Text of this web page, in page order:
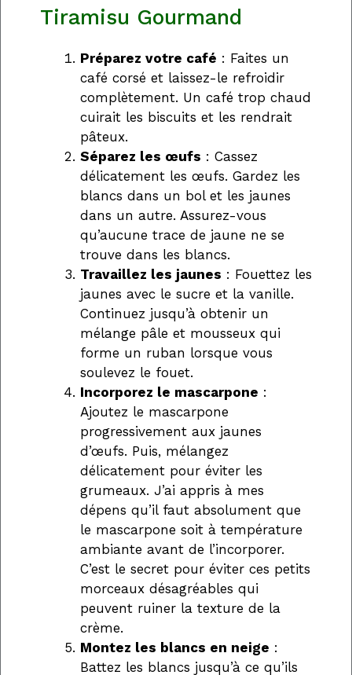
Tiramisu Gourmand
Préparez votre café : Faites un
café corsé et laissez-le refroidir
complètement. Un café trop chaud
cuirait les biscuits et les rendrait
pâteux.
Séparez les œufs : Cassez
délicatement les œufs. Gardez les
blancs dans un bol et les jaunes
dans un autre. Assurez-vous
qu’aucune trace de jaune ne se
trouve dans les blancs.
Travaillez les jaunes : Fouettez les
jaunes avec le sucre et la vanille.
Continuez jusqu’à obtenir un
mélange pâle et mousseux qui
forme un ruban lorsque vous
soulevez le fouet.
Incorporez le mascarpone :
Ajoutez le mascarpone
progressivement aux jaunes
d’œufs. Puis, mélangez
délicatement pour éviter les
grumeaux. J’ai appris à mes
dépens qu’il faut absolument que
le mascarpone soit à température
ambiante avant de l’incorporer.
C’est le secret pour éviter ces petits
morceaux désagréables qui
peuvent ruiner la texture de la
crème.
Montez les blancs en neige :
Battez les blancs jusqu’à ce qu’ils